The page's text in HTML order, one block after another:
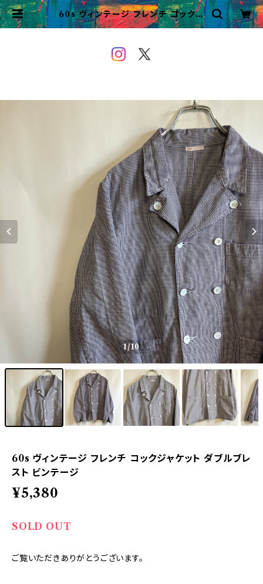
60s ヴィンテージ フレンチ コックジ
ャケット ダブルブレスト ビンテージ |
1/10
60s ヴィンテージ フレンチ コックジャケット ダブルブレ
スト ビンテージ
¥5,380
SOLD OUT
ご覧いただきありがとうございます。